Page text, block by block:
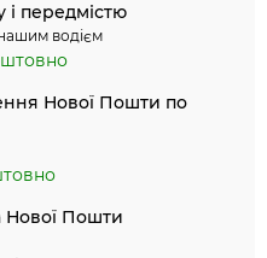
і передмістю
водієм
Нової Пошти по
Нової Пошти